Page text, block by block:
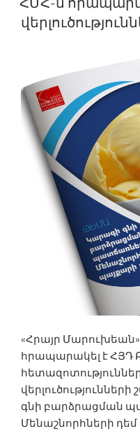
«Հրայր
հրապարակել է ՀՅԴ
գնի բարձրացման
Մենաշնորհների